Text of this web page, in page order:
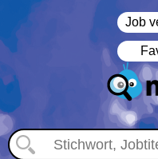
Job